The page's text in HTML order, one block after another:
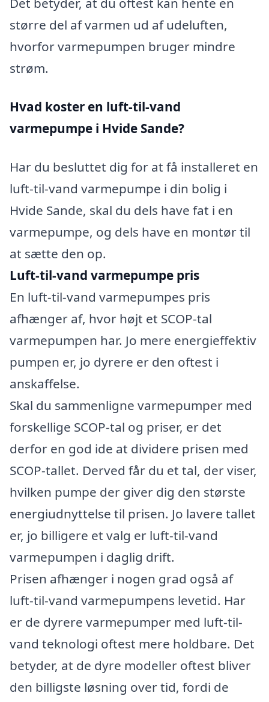
større del af varmen ud af udeluften,
hvorfor varmepumpen bruger mindre
strøm.
Hvad koster en luft-til-vand
varmepumpe i Hvide Sande?
Har du besluttet dig for at få installeret en
luft-til-vand varmepumpe i din bolig i
Hvide Sande, skal du dels have fat i en
varmepumpe, og dels have en montør til
at sætte den op.
Luft-til-vand varmepumpe pris
En luft-til-vand varmepumpes pris
afhænger af, hvor højt et SCOP-tal
varmepumpen har. Jo mere energieffektiv
pumpen er, jo dyrere er den oftest i
anskaffelse.
Skal du sammenligne varmepumper med
forskellige SCOP-tal og priser, er det
derfor en god ide at dividere prisen med
SCOP-tallet. Derved får du et tal, der viser,
hvilken pumpe der giver dig den største
energiudnyttelse til prisen. Jo lavere tallet
er, jo billigere et valg er luft-til-vand
varmepumpen i daglig drift.
Prisen afhænger i nogen grad også af
luft-til-vand varmepumpens levetid. Har
er de dyrere varmepumper med luft-til-
vand teknologi oftest mere holdbare. Det
betyder, at de dyre modeller oftest bliver
den billigste løsning over tid, fordi de